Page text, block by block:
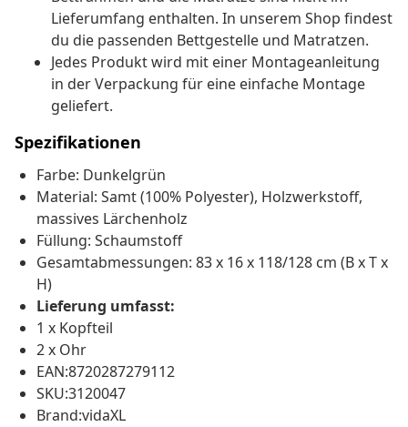
Lieferumfang enthalten. In unserem Shop findest
du die passenden Bettgestelle und Matratzen.
Jedes Produkt wird mit einer Montageanleitung
in der Verpackung für eine einfache Montage
geliefert.
Spezifikationen
Farbe: Dunkelgrün
Material: Samt (100% Polyester), Holzwerkstoff,
massives Lärchenholz
Füllung: Schaumstoff
Gesamtabmessungen: 83 x 16 x 118/128 cm (B x T x
H)
Lieferung umfasst:
1 x Kopfteil
2 x Ohr
EAN:8720287279112
SKU:3120047
Brand:vidaXL